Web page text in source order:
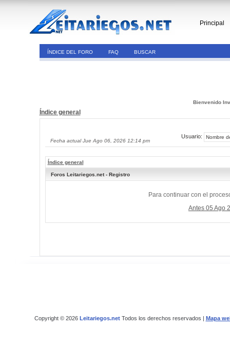
Principal
ÍNDICE DEL FORO FAQ BUSCAR
Bienvenido
Índice general
Fecha actual Jue Ago 06, 2026 12:14 pm
Usuario:
Índice general
Foros Leitariegos.net - Registro
Para continuar con el
Antes 05 Ago
Copyright © 2026 Leitariegos.netTodos los derechos reservados | Mapa